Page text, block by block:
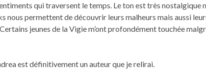
qui traversent le temps. Le ton est très nostalgique
nous permettent de découvrir leurs malheurs mais aussi
jeunes de la Vigie m’ont profondément touchée
est définitivement un auteur que je relirai.